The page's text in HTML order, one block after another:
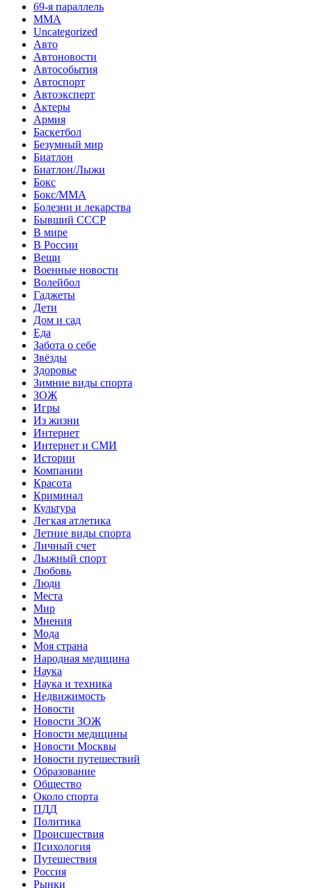
69-я параллель
MMA
Uncategorized
Авто
Автоновости
Автособытия
Автоспорт
Автоэксперт
Актеры
Армия
Баскетбол
Безумный мир
Биатлон
Биатлон/Лыжи
Бокс
Бокс/MMA
Болезни и лекарства
Бывший СССР
В мире
В России
Вещи
Военные новости
Волейбол
Гаджеты
Дети
Дом и сад
Еда
Забота о себе
Звёзды
Здоровье
Зимние виды спорта
ЗОЖ
Игры
Из жизни
Интернет
Интернет и СМИ
Истории
Компании
Красота
Криминал
Культура
Легкая атлетика
Летние виды спорта
Личный счет
Лыжный спорт
Любовь
Люди
Места
Мир
Мнения
Мода
Моя страна
Народная медицина
Наука
Наука и техника
Недвижимость
Новости
Новости ЗОЖ
Новости медицины
Новости Москвы
Новости путешествий
Образование
Общество
Около спорта
ПДД
Политика
Происшествия
Психология
Путешествия
Россия
Рынки